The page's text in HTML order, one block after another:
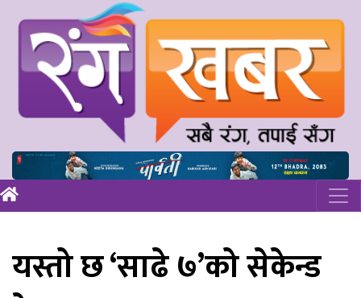
यस्तो छ ‘साढे ७’को सेकेन्ड